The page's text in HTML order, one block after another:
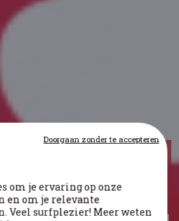
DE THEMA'S
om je ervaring op onze
en om je relevante
Veel surfplezier! Meer weten
Doorgaan zonder te accepteren